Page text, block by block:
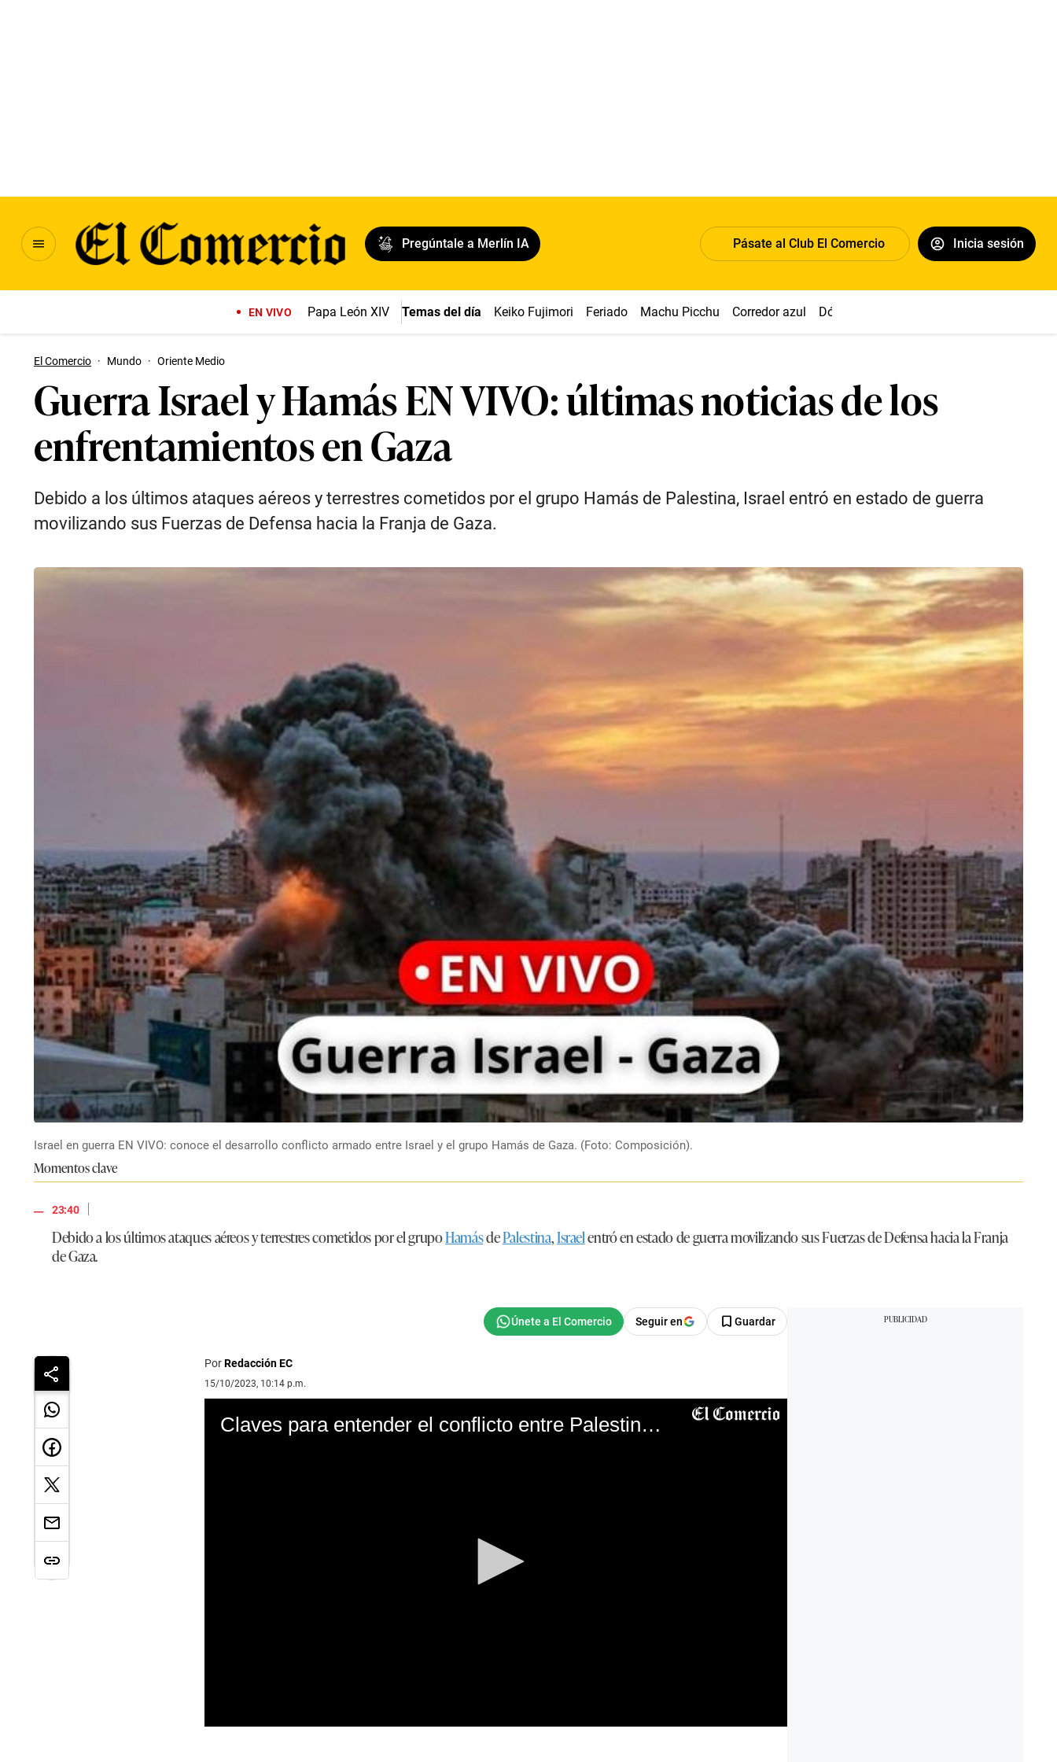
Pregúntale a Merlín IA Pásate al Club El Comercio Inicia sesión
EN VIVO Papa León XIV Temas del día Keiko Fujimori Feriado Machu Picchu Corredor azul Dólar
El Comercio · Mundo · Oriente Medio
Guerra Israel y Hamás EN VIVO: últimas noticias de los
enfrentamientos en Gaza
Debido a los últimos ataques aéreos y terrestres cometidos por el grupo Hamás de Palestina, Israel entró en estado de guerra
movilizando sus Fuerzas de Defensa hacia la Franja de Gaza.
Israel en guerra EN VIVO: conoce el desarrollo conflicto armado entre Israel y el grupo Hamás de Gaza. (Foto: Composición).
Momentos clave
23:40
|
Debido a los últimos ataques aéreos y terrestres cometidos por el grupoHamásdePalestina,Israelentró en estado de guerra movilizando sus Fuerzas de Defensa hacia la Franja
de Gaza.
Seguir en Guardar
PorRedacción EC
15/10/2023, 10:14 p.m.
Claves para entender el conflicto entre Palestina e Israel